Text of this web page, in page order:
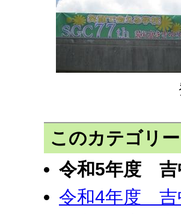
このカテゴリ
令和5年度
令和4年度